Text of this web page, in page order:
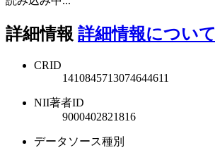
詳細情報 詳細情報について
CRID
1410845713074644611
NII著者ID
9000402821816
データソース種別